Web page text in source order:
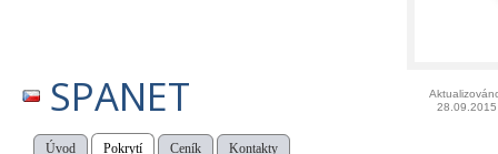
SPANET
28.09.2015
Úvod Pokrytí Ceník Kontakty